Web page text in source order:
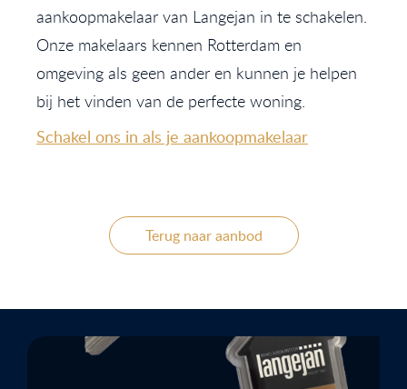
aankoopmakelaar van Langejan in te schakelen.
Onze makelaars kennen Rotterdam en
omgeving als geen ander en kunnen je helpen
bij het vinden van de perfecte woning.
Schakel ons in als je aankoopmakelaar
Terug naar aanbod